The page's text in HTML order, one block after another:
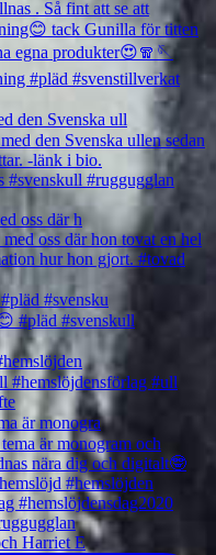
den Svenska ull
oss där h
#svensku
är monogra
Harriet E